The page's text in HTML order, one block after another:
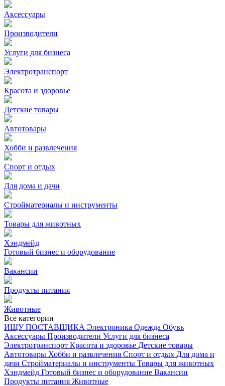
Аксессуары
Производители
Услуги для бизнеса
Электротранспорт
Красота и здоровье
Детские товары
Автотовары
Хобби и развлечения
Спорт и отдых
Для дома и дачи
Стройматериалы и инструменты
Товары для животных
Хэндмейд
Готовый бизнес и оборудование
Вакансии
Продукты питания
Животные
Все категории
ИЩУ ПОСТАВЩИКА Электроника Одежда Обувь
Аксессуары Производители Услуги для бизнеса
Электротранспорт Красота и здоровье Детские товары
Автотовары Хобби и развлечения Спорт и отдых Для дома и
дачи Стройматериалы и инструменты Товары для животных
Хэндмейд Готовый бизнес и оборудование Вакансии
Продукты питания Животные